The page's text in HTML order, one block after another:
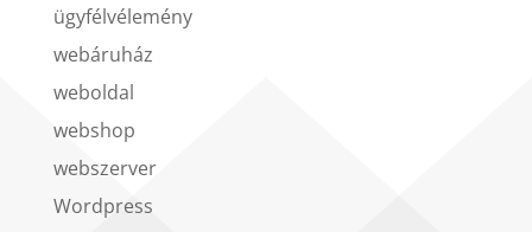
ügyfélvélemény
webáruház
weboldal
webshop
webszerver
Wordpress